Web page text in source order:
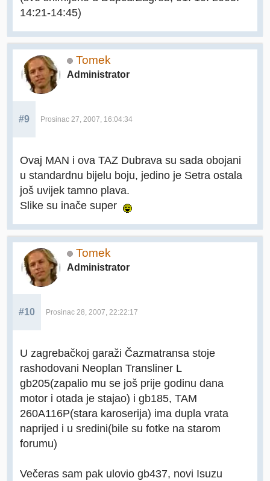
14:21-14:45)
Tomek
Administrator
#9 Prosinac 27, 2007, 16:04:34
Ovaj MAN i ova TAZ Dubrava su sada obojani
u standardnu bijelu boju, jedino je Setra ostala
još uvijek tamno plava.
Slike su inače super
Tomek
Administrator
#10 Prosinac 28, 2007, 22:22:17
U zagrebačkoj garaži Čazmatransa stoje
rashodovani Neoplan Transliner L
gb205(zapalio mu se još prije godinu dana
motor i otada je stajao) i gb185, TAM
260A116P(stara karoserija) ima dupla vrata
naprijed i u sredini(bile su fotke na starom
forumu)
Večeras sam pak ulovio gb437, novi Isuzu